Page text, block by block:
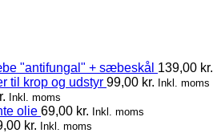
"antifungal" + sæbeskål 139,00 kr.
til krop og udstyr 99,00 kr. Inkl. moms
Inkl. moms
olie 69,00 kr. Inkl. moms
kr. Inkl. moms